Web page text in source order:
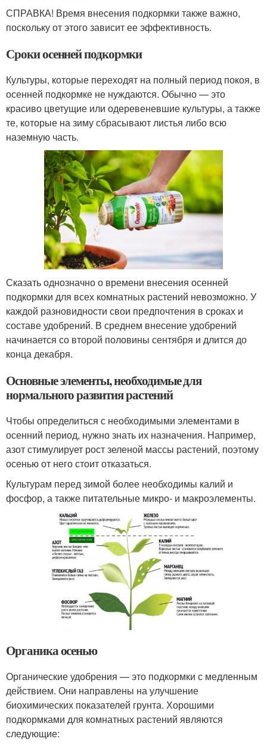
СПРАВКА! Время внесения подкормки также важно,
поскольку от этого зависит ее эффективность.
Сроки осенней подкормки
Культуры, которые переходят на полный период покоя, в
осенней подкормке не нуждаются. Обычно — это
красиво цветущие или одеревеневшие культуры, а также
те, которые на зиму сбрасывают листья либо всю
наземную часть.
Сказать однозначно о времени внесения осенней
подкормки для всех комнатных растений невозможно. У
каждой разновидности свои предпочтения в сроках и
составе удобрений. В среднем внесение удобрений
начинается со второй половины сентября и длится до
конца декабря.
Основные элементы, необходимые для
нормального развития растений
Чтобы определиться с необходимыми элементами в
осенний период, нужно знать их назначения. Например,
азот стимулирует рост зеленой массы растений, поэтому
осенью от него стоит отказаться.
Культурам перед зимой более необходимы калий и
фосфор, а также питательные микро- и макроэлементы.
Органика осенью
Органические удобрения — это подкормки с медленным
действием. Они направлены на улучшение
биохимических показателей грунта. Хорошими
подкормками для комнатных растений являются
следующие: